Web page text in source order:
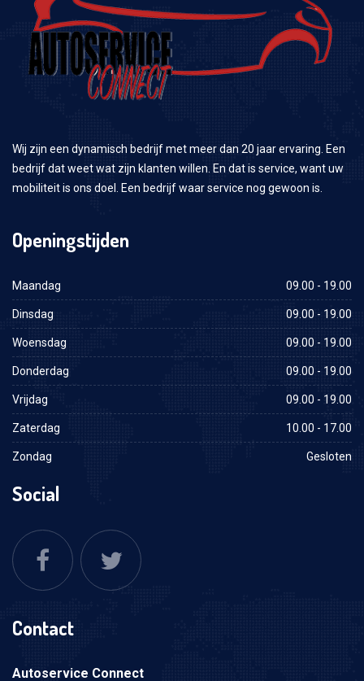
Wij zijn een dynamisch bedrijf met meer dan 20 jaar ervaring. Een
bedrijf dat weet wat zijn klanten willen. En dat is service, want uw
mobiliteit is ons doel. Een bedrijf waar service nog gewoon is.
Openingstijden
Maandag 09.00 - 19.00
Dinsdag 09.00 - 19.00
Woensdag 09.00 - 19.00
Donderdag 09.00 - 19.00
Vrijdag 09.00 - 19.00
Zaterdag 10.00 - 17.00
Zondag Gesloten
Social
Contact
Autoservice Connect